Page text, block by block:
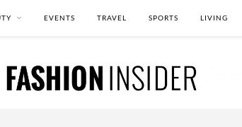
EVENTS TRAVEL SPORTS LIVING